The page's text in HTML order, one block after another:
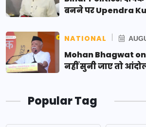
बनने पर Upendra
NATIONAL
Mohan Bhagwat
नहीं सुनी जाए तो
Popular Tag